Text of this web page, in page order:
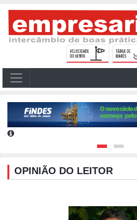
OPINIÃO DO LEITOR